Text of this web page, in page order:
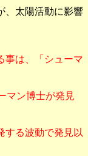
、太陽活動に影響
事は、「シューマ
マン博士が発見
する波動で発見以